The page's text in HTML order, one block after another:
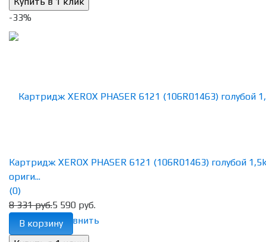
-33%
избранное сравнить
Картридж XEROX PHASER 6121 (106R01463) голубой
ориги...
(0)
8 331 руб.5 590 руб.
В корзину